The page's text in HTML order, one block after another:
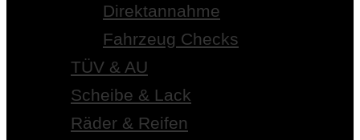
Direktannahme
Fahrzeug Checks
TÜV & AU
Scheibe & Lack
Räder & Reifen